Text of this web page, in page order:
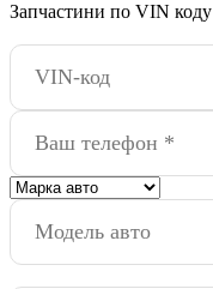
Запчастини по VIN коду